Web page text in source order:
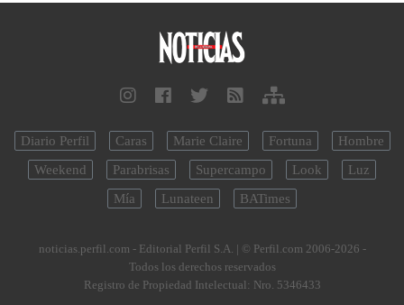
Diario Perfil Caras Marie Claire Fortuna
Hombre
Weekend
Parabrisas Supercampo Look
Luz
Mía
Lunateen BATimes
noticias.perfil.com - Editorial Perfil S.A. | © Perfil.com 2006-2026 -
Todos los derechos reservados
Registro de Propiedad Intelectual: Nro. 5346433